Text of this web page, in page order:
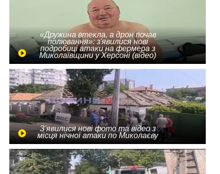
«Дружина втекла, а дрон почав
полювання»: з'явилися нові
подробиці атаки на фермера з
Миколаївщини у Херсоні (відео)
З'явилися нові фото та відео з
місця нічної атаки по Миколаєву